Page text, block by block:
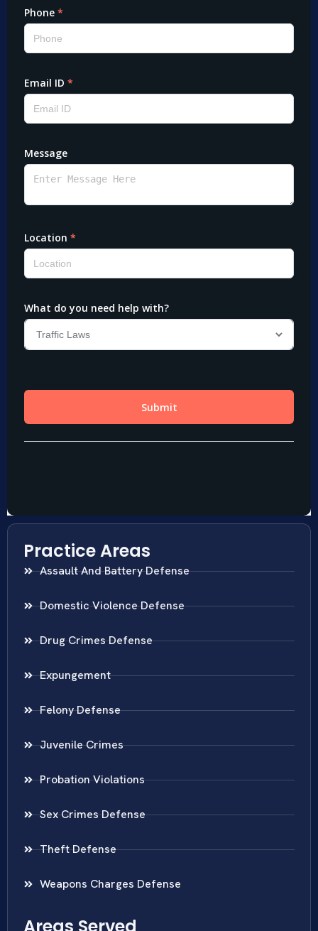
Practice Areas
Assault And Battery Defense
Domestic Violence Defense
Drug Crimes Defense
Expungement
Felony Defense
Juvenile Crimes
Probation Violations
Sex Crimes Defense
Theft Defense
Weapons Charges Defense